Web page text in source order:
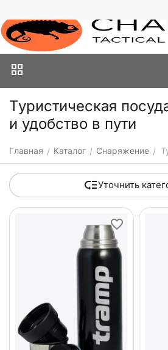
Туристическая
и удобство в пути
Главная / Каталог / Снаряжение /
Уточнить